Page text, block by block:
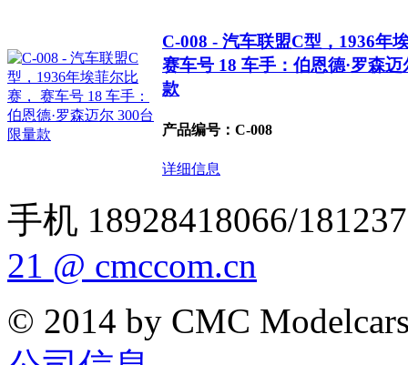
C-008 - 汽车联盟C型，1936年
赛车号 18 车手：伯恩德·罗森
款
产品编号：C-008
详细信息
手机 18928418066/
21 @ cmccom.cn
© 2014 by CMC